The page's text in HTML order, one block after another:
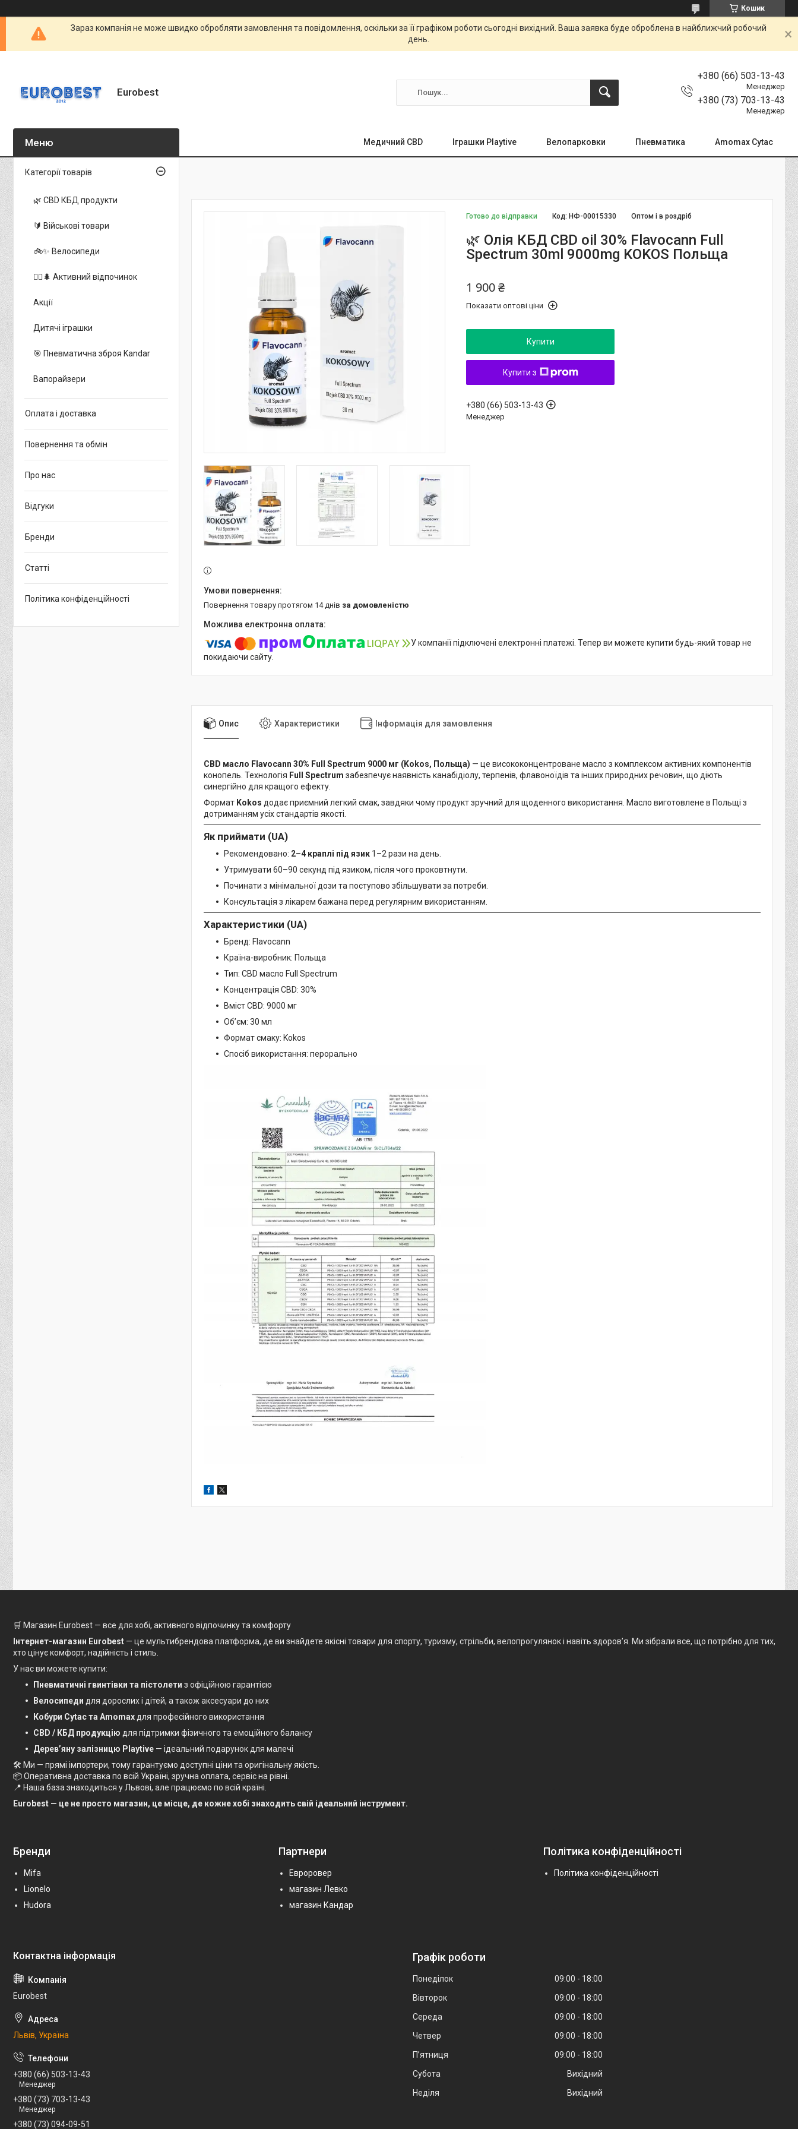
Кошик
Зараз компанія не може швидко обробляти замовлення та повідомлення, оскільки за її графіком роботи сьогодні вихідний. Ваша заявка буде оброблена в найближчий робочий
день.
Eurobest
+380 (66) 503-13-43
Менеджер
+380 (73) 703-13-43
Менеджер
Медичний CBD Іграшки Playtive Велопарковки Пневматика Amomax Cytac
Готово до відправки Оптом і в роздріб
Код:НФ-00015330
🌿 Олія КБД CBD oil 30% Flavocann Full
Spectrum 30ml 9000mg KOKOS Польща
1 900 ₴
Показати оптові ціни
Купити
Купити з
+380 (66) 503-13-43
Менеджер
повернення товару протягом 14 днів за домовленістю
У компанії підключені електронні платежі. Тепер ви можете купити будь-який товар не
покидаючи сайту.
Опис Характеристики Інформація для замовлення
CBD масло Flavocann 30% Full Spectrum 9000 мг (Kokos, Польща) — це висококонцентроване масло з комплексом активних компонентів
конопель. Технологія Full Spectrum забезпечує наявність канабідіолу, терпенів, флавоноїдів та інших природних речовин, що діють
синергійно для кращого ефекту.
Формат Kokos додає приємний легкий смак, завдяки чому продукт зручний для щоденного використання. Масло виготовлене в Польщі з
дотриманням усіх стандартів якості.
Як приймати (UA)
Рекомендовано: 2–4 краплі під язик 1–2 рази на день.
Утримувати 60–90 секунд під язиком, після чого проковтнути.
Починати з мінімальної дози та поступово збільшувати за потреби.
Консультація з лікарем бажана перед регулярним використанням.
Характеристики (UA)
Бренд: Flavocann
Країна-виробник: Польща
Тип: CBD масло Full Spectrum
Концентрація CBD: 30%
Вміст CBD: 9000 мг
Об’єм: 30 мл
Формат смаку: Kokos
Спосіб використання: перорально
Категорії товарів
🌿 CBD КБД продукти
🔰 Військові товари
🚲✨ Велосипеди
🚵‍♂️🌲 Активний відпочинок
Акції
Дитячі іграшки
🎯 Пневматична зброя Kandar
Вапорайзери
Оплата і доставка
Повернення та обмін
Про нас
Відгуки
Бренди
Статті
Політика конфіденційності
🛒 Магазин Eurobest — все для хобі, активного відпочинку та комфорту
Інтернет-магазин Eurobest — це мультибрендова платформа, де ви знайдете якісні товари для спорту, туризму, стрільби, велопрогулянок і навіть здоров’я. Ми зібрали все, що потрібно для тих,
хто цінує комфорт, надійність і стиль.
У нас ви можете купити:
Пневматичні гвинтівки та пістолети з офіційною гарантією
Велосипеди для дорослих і дітей, а також аксесуари до них
Кобури Cytac та Amomaxдля професійного використання
CBD / КБД продукцію для підтримки фізичного та емоційного балансу
Дерев’яну залізницю Playtive — ідеальний подарунок для малечі
🛠 Ми — прямі імпортери, тому гарантуємо доступні ціни та оригінальну якість.
📦 Оперативна доставка по всій Україні, зручна оплата, сервіс на рівні.
📍 Наша база знаходиться у Львові, але працюємо по всій країні.
Eurobest — це не просто магазин, це місце, де кожне хобі знаходить свій ідеальний інструмент.
Бренди
Mifa
Lionelo
Hudora
Партнери
Евроровер
магазин Левко
магазин Кандар
Політика конфіденційності
Політика конфіденційності
Eurobest
Львів, Україна
+380 (66) 503-13-43
Менеджер
+380 (73) 703-13-43
Менеджер
+380 (73) 094-09-51
Графік роботи
Понеділок 09:00
18:00
Вівторок
09:00
18:00
Середа
09:00
18:00
Четвер
09:00
18:00
Пʼятниця
09:00
18:00
Субота
Вихідний
Неділя
Вихідний